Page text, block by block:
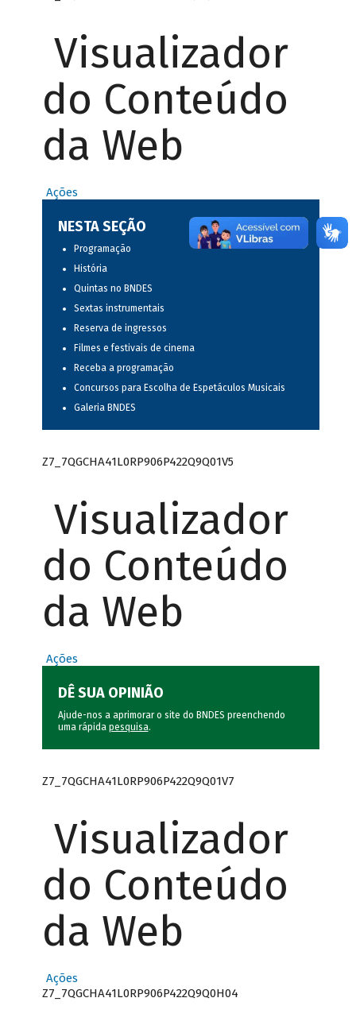
Visualizador
do Conteúdo
da Web
Ações
NESTA SEÇÃO
Programação
História
Quintas no BNDES
Sextas instrumentais
Reserva de ingressos
Filmes e festivais de cinema
Receba a programação
Concursos para Escolha de Espetáculos Musicais
Galeria BNDES
Z7_7QGCHA41L0RP906P422Q9Q01V5
Visualizador
do Conteúdo
da Web
Ações
DÊ SUA OPINIÃO
Ajude-nos a aprimorar o site do BNDES preenchendo
uma rápida pesquisa.
Z7_7QGCHA41L0RP906P422Q9Q01V7
Visualizador
do Conteúdo
da Web
Ações
Z7_7QGCHA41L0RP906P422Q9Q0H04